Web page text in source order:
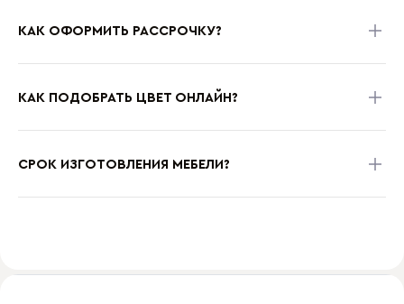
КАК ОФОРМИТЬ РАССРОЧКУ?
КАК ПОДОБРАТЬ ЦВЕТ ОНЛАЙН?
СРОК ИЗГОТОВЛЕНИЯ МЕБЕЛИ?